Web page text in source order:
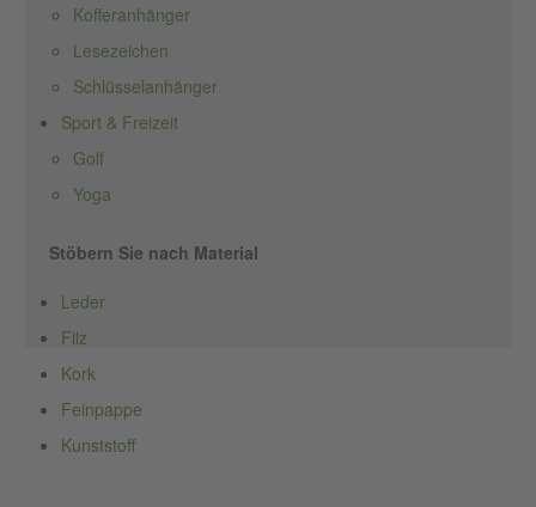
Kofferanhänger
Lesezeichen
Schlüsselanhänger
Sport & Freizeit
Golf
Yoga
Stöbern Sie nach Material
Leder
Filz
Kork
Feinpappe
Kunststoff